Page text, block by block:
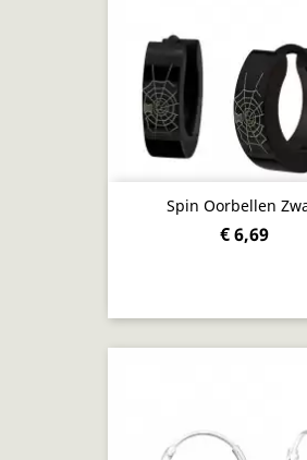
Spin Oorbellen
€ 6,69